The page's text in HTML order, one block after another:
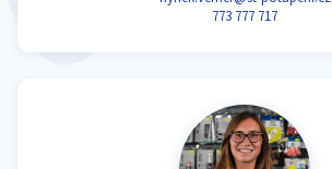
773 777 717